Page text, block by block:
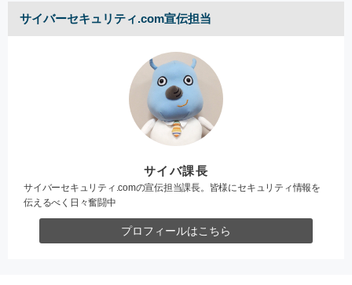
サイバーセキュリティ.com宣伝担当
サイバ課長
サイバーセキュリティ.comの宣伝担当課長。皆様にセキュリティ情報を
伝えるべく日々奮闘中
プロフィールはこちら